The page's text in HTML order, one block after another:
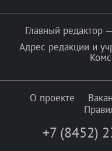
Главный редактор
Адрес редакции и
О проекте
+7 (8452)